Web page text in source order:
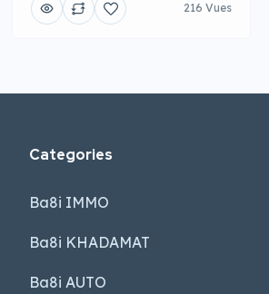
216 Vues
Categories
Ba8i IMMO
Ba8i KHADAMAT
Ba8i AUTO